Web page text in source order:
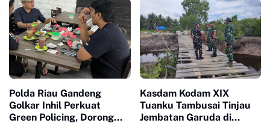
Tahap Strategis
Infrastruktur di
kabupaten Inhil
Polda Riau Gandeng
Golkar Inhil Perkuat
Green Policing, Dorong
Kasdam Kodam XIX
Tuanku Tambusai Tinjau
Jembatan Garuda di